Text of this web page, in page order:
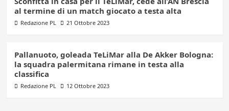
al termine di un match giocato a testa alta
Redazione PL 21 Ottobre 2023
Pallanuoto, goleada TeLiMar alla De Akker Bologna:
la squadra palermitana rimane in testa alla
classifica
Redazione PL 12 Ottobre 2023